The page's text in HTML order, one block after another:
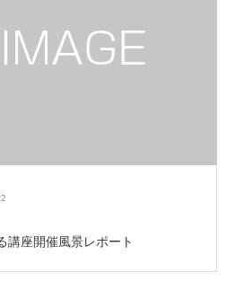
講座開催風景レポート